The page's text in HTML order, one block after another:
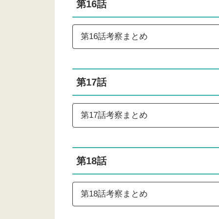
ラグ考察
#真犯人フラグ
#真犯人フラグ考察
第16話
第16話考察まとめ
第17話
第17話考察まとめ
第18話
第18話考察まとめ